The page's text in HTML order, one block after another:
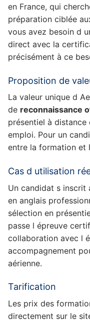
en France, qui
préparation ciblée
vous avez besoin d
direct avec la
précisément à ce
Proposition de
La valeur unique d
de reconnaissance
présentiel à
emploi. Pour un
entre la formation et
Cas d utilisation
Un candidat s inscrit
en anglais
sélection en
passe l épreuve
collaboration avec l
accompagnement
aérienne.
Tarification
Les prix des
directement sur le